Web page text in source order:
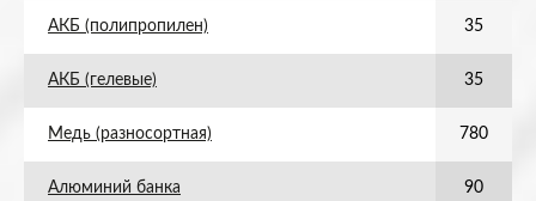
АКБ (полипропилен) 35
АКБ (гелевые) 35
Медь (разносортная) 780
Алюминий банка 90